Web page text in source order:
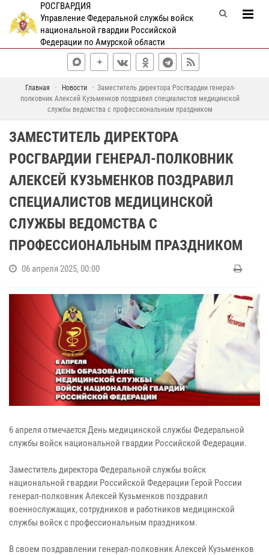
РОСГВАРДИЯ
Управление Федеральной службы войск
национальной гвардии Российской
Федерации по Амурской области
Главная Новости
Заместитель директора Росгвардии генерал-
полковник Алексей Кузьменков поздравил специалистов медицинской
службы ведомства с профессиональным праздником
ЗАМЕСТИТЕЛЬ ДИРЕКТОРА
РОСГВАРДИИ ГЕНЕРАЛ-ПОЛКОВНИК
АЛЕКСЕЙ КУЗЬМЕНКОВ ПОЗДРАВИЛ
СПЕЦИАЛИСТОВ МЕДИЦИНСКОЙ
СЛУЖБЫ ВЕДОМСТВА С
ПРОФЕССИОНАЛЬНЫМ ПРАЗДНИКОМ
06 апреля 2025, 00:00
6 апреля отмечается День медицинской службы Федеральной
службы войск национальной гвардии Российской Федерации.
Заместитель директора Федеральной службы войск
национальной гвардии Российской Федерации Герой России
генерал-полковник Алексей Кузьменков поздравил
военнослужащих, сотрудников и работников медицинской
службы войск с профессиональным праздником.
В своем поздравлении генерал-полковник Алексей Кузьменков